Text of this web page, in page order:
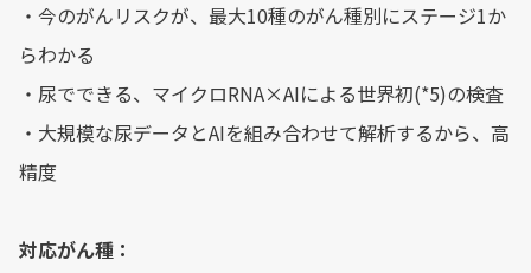
・今のがんリスクが、最大10種のがん種別にステージ1か
らわかる
・尿でできる、マイクロRNA×AIによる世界初(*5)の検査
︎・大規模な尿データとAIを組み合わせて解析するから、高
精度
対応がん種：